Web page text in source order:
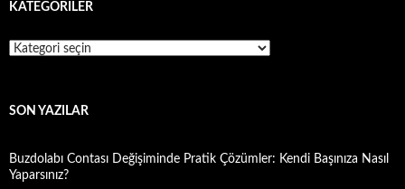
KATEGORILER
Kategoriler
SON YAZILAR
Buzdolabı Contası Değişiminde Pratik Çözümler: Kendi Başınıza Nasıl
Yaparsınız?